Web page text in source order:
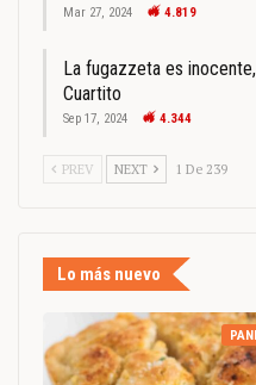
Mar 27, 2024 4.819
La fugazzeta es
Cuartito
Sep 17, 2024 4.344
PREV NEXT 1 De 239
Lo más nuevo